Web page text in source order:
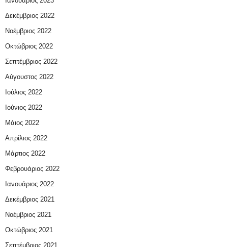
Δεκέμβριος 2022
Νοέμβριος 2022
Οκτώβριος 2022
Σεπτέμβριος 2022
Αύγουστος 2022
Ιούλιος 2022
Ιούνιος 2022
Μάιος 2022
Απρίλιος 2022
Μάρτιος 2022
Φεβρουάριος 2022
Ιανουάριος 2022
Δεκέμβριος 2021
Νοέμβριος 2021
Οκτώβριος 2021
Σεπτέμβριος 2021